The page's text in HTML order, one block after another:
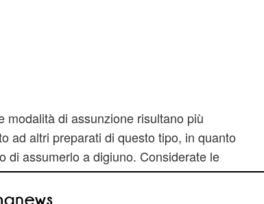
modalità di assunzione risultano più
ad altri preparati di questo tipo, in quanto
di assumerlo a digiuno. Considerate le
può essere nascosto ovunque. In ogni
di un farmaco da banco, pertanto per